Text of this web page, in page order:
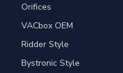
Orifices
VACbox OEM
Ridder Style
Bystronic Style